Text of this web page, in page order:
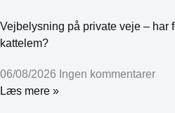
Vejbelysning på private veje – har
kattelem?
06/08/2026 Ingen kommentarer
Læs mere »